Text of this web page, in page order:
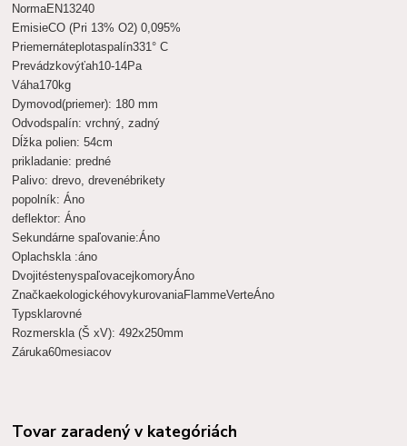
NormaEN13240
EmisieCO (Pri 13%O2)0,095%
Priemernáteplotaspalín331° C
Prevádzkovýťah10-14Pa
Váha170kg
Dymovod(priemer): 180 mm
Odvodspalín:vrchný,zadný
Dĺžka polien:54cm
prikladanie:predné
Palivo:drevo,drevenébrikety
popolník:Áno
deflektor:Áno
Sekundárne spaľovanie:Áno
Oplachskla:áno
Dvojitéstenyspaľovacej komoryÁno
ZnačkaekologickéhovykurovaniaFlammeVerteÁno
Typsklarovné
Rozmerskla (ŠxV):492x250mm
Záruka60mesiacov
Tovar zaradený v kategóriách